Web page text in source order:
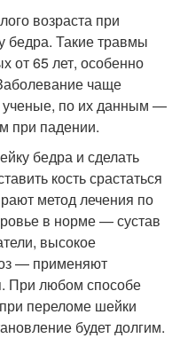
возраста при
бедра. Такие травмы
от 65 лет, особенно
чаще
ученые, по их данным —
при падении.
бедра и сделать
кость срастаться
метод лечения по
в норме — сустав
высокое
— применяют
При любом способе
переломе шейки
будет долгим.